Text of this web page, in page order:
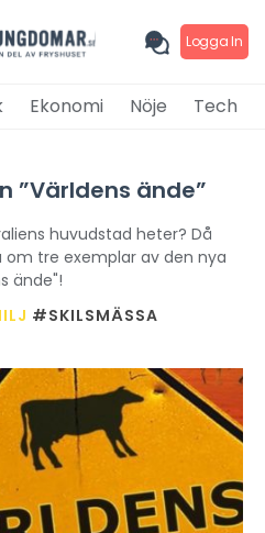
Logga In
Ekonomi Nöje Tech
”Världens ände”
huvudstad heter? Då
tre exemplar av den nya
ände"!
#SKILSMÄSSA